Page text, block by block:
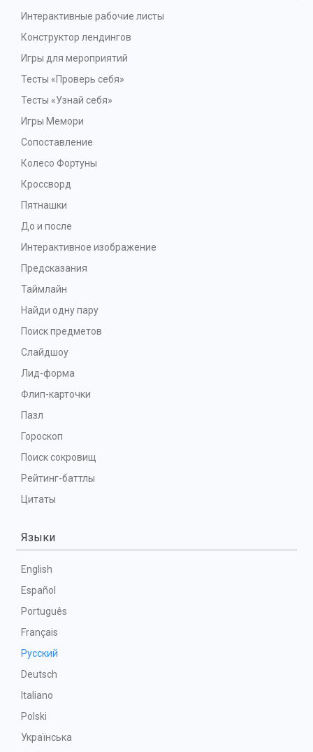
Интерактивные рабочие листы
Конструктор лендингов
Игры для мероприятий
Тесты «Проверь себя»
Тесты «Узнай себя»
Игры Мемори
Сопоставление
Колесо Фортуны
Кроссворд
Пятнашки
До и после
Интерактивное изображение
Предсказания
Таймлайн
Найди одну пару
Поиск предметов
Слайдшоу
Лид-форма
Флип-карточки
Пазл
Гороскоп
Поиск сокровищ
Рейтинг-баттлы
Цитаты
Языки
English
Español
Português
Français
Русский
Deutsch
Italiano
Polski
Українська